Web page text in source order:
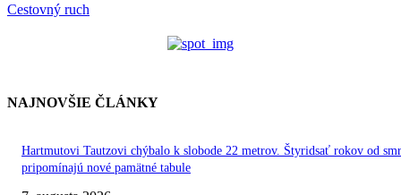
Cestovný ruch
NAJNOVŠIE ČLÁNKY
Hartmutovi Tautzovi chýbalo k slobode 22 metrov. Štyridsať rokov od
pripomínajú nové pamätné tabule